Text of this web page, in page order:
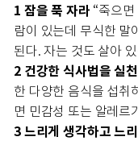
1 잠을 푹 자라“죽으면
람이 있는데 무식한 말
된다. 자는 것도 살아
2 건강한 식사법을 실
한 다양한 음식을 섭취
면 민감성 또는 알레르
3 느리게 생각하고 느